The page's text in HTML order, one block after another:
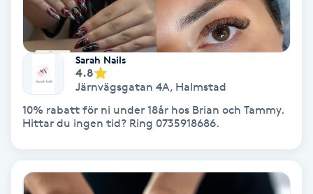
Manikyr & Pedikyr
Massage
Medial vägledning
Meditation
Sarah Nails
4.8
Järnvägsgatan 4A, Halmstad
10% rabatt för ni under 18år hos Brian och Tammy.
Hittar du ingen tid? Ring 0735918686.